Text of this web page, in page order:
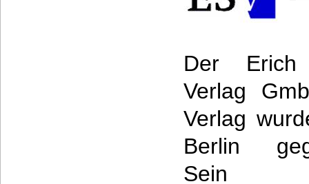
Der Erich
Verlag
Verlag
Berlin
Sein